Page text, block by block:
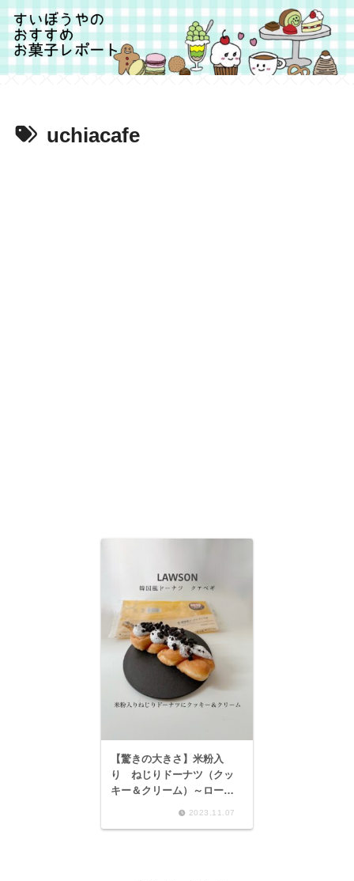
uchiacafe
【驚きの大きさ】米粉入
り ねじりドーナツ（クッ
キー＆クリーム）～ローソ
2023.11.07